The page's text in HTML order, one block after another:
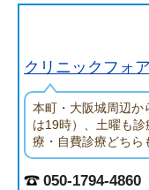
クリニックフォ
本町・大阪城周辺か
は19時）、土曜も
療・自費診療どちら
050-1794-4860